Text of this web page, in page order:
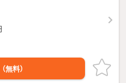
（無料）